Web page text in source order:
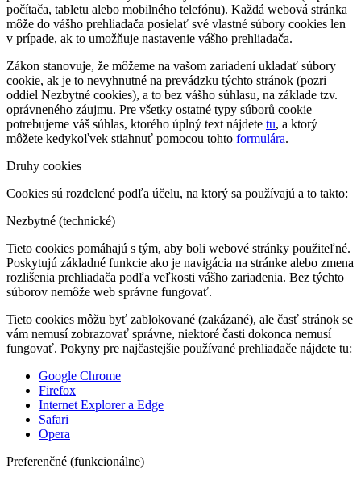
počítača, tabletu alebo mobilného telefónu). Každá webová stránka
môže do vášho prehliadača posielať své vlastné súbory cookies len
v prípade, ak to umožňuje nastavenie vášho prehliadača.
Zákon stanovuje, že môžeme na vašom zariadení ukladať súbory
cookie, ak je to nevyhnutné na prevádzku týchto stránok (pozri
oddiel Nezbytné cookies), a to bez vášho súhlasu, na základe tzv.
oprávneného záujmu. Pre všetky ostatné typy súborů cookie
potrebujeme váš súhlas, ktorého úplný text nájdete tu, a ktorý
môžete kedykoľvek stiahnuť pomocou tohto formulára.
Druhy cookies
Cookies sú rozdelené podľa účelu, na ktorý sa používajú a to takto:
Nezbytné (technické)
Tieto cookies pomáhajú s tým, aby boli webové stránky použiteľné.
Poskytujú základné funkcie ako je navigácia na stránke alebo zmena
rozlišenia prehliadača podľa veľkosti vášho zariadenia. Bez týchto
súborov nemôže web správne fungovať.
Tieto cookies môžu byť zablokované (zakázané), ale časť stránok se
vám nemusí zobrazovať správne, niektoré časti dokonca nemusí
fungovať. Pokyny pre najčastejšie používané prehliadače nájdete tu:
Google Chrome
Firefox
Internet Explorer a Edge
Safari
Opera
Preferenčné (funkcionálne)